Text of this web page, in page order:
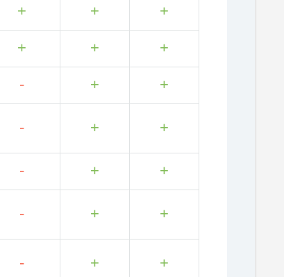
+ + +
+ + +
- + +
- + +
- + +
- + +
- + +